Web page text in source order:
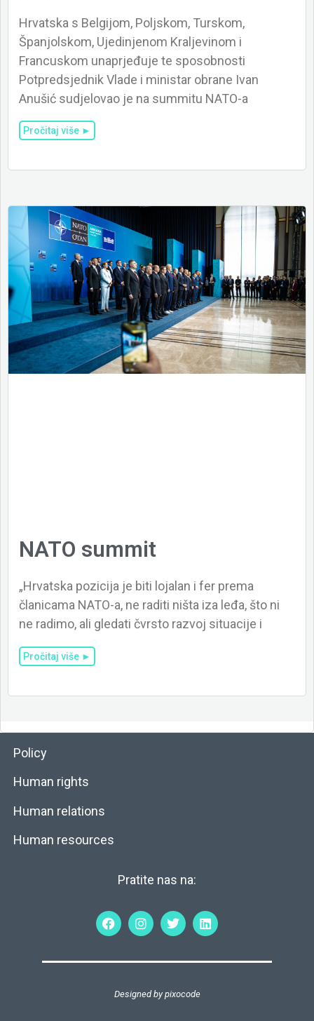
Hrvatska s Belgijom, Poljskom, Turskom,
Španjolskom, Ujedinjenom Kraljevinom i
Francuskom unaprjeđuje te sposobnosti
Potpredsjednik Vlade i ministar obrane Ivan
Anušić sudjelovao je na summitu NATO-a
Pročitaj više ►
NATO summit
„Hrvatska pozicija je biti lojalan i fer prema
članicama NATO-a, ne raditi ništa iza leđa, što ni
ne radimo, ali gledati čvrsto razvoj situacije i
Pročitaj više ►
Policy
Human rights
Human relations
Human resources
Pratite nas na:
Designed bypixocode